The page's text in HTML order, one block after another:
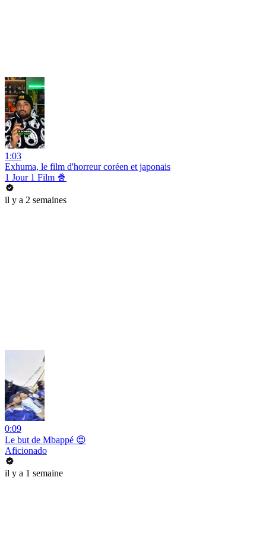
1:03
Exhuma, le film d'horreur coréen et japonais
1 Jour 1 Film 🍿
il y a 2 semaines
0:09
Le but de Mbappé 😍
Aficionado
il y a 1 semaine